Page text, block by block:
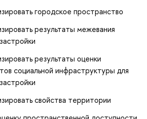
городское пространство
результаты межевания
результаты оценки
социальной инфраструктуры для
свойства территории